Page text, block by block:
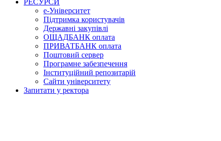
е-Університет
Підтримка користувачів
Державні закупівлі
ОЩАДБАНК оплата
ПРИВАТБАНК оплата
Поштовий сервер
Програмне забезпечення
Інституційний репозитарій
Сайти університету
Запитати у ректора